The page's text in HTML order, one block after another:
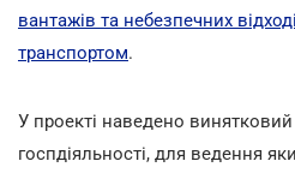
вантажів та небезпечних
транспортом.
У проекті наведено винятковий
госпдіяльності, для ведення